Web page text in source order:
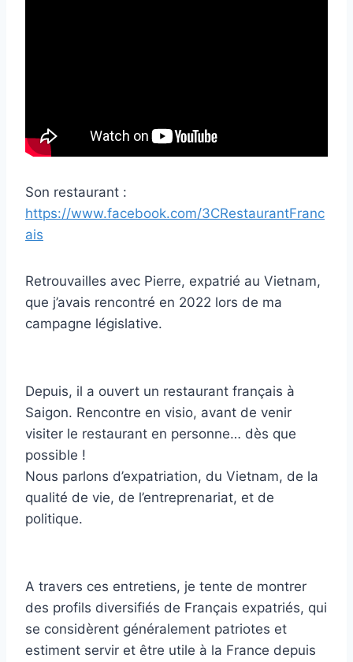
Son restaurant :
https://www.facebook.com/3CRestaurantFranc
ais
Retrouvailles avec Pierre, expatrié au Vietnam,
que j’avais rencontré en 2022 lors de ma
campagne législative.
Depuis, il a ouvert un restaurant français à
Saigon. Rencontre en visio, avant de venir
visiter le restaurant en personne… dès que
possible !
Nous parlons d’expatriation, du Vietnam, de la
qualité de vie, de l’entreprenariat, et de
politique.
A travers ces entretiens, je tente de montrer
des profils diversifiés de Français expatriés, qui
se considèrent généralement patriotes et
estiment servir et être utile à la France depuis